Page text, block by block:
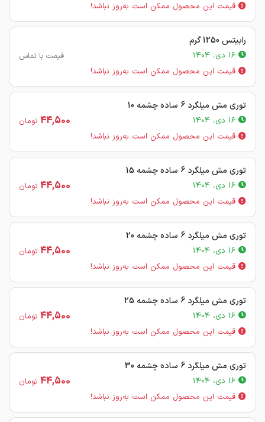
قیمت این محصول ممکن است به‌روز نباشد!
رابیتس 1250 گرم
قیمت با تماس
قیمت این محصول ممکن است به‌روز نباشد!
توری مش میلگرد 6 ساده چشمه 10
44,500 تومان
قیمت این محصول ممکن است به‌روز نباشد!
توری مش میلگرد 6 ساده چشمه 15
44,500 تومان
قیمت این محصول ممکن است به‌روز نباشد!
توری مش میلگرد 6 ساده چشمه 20
44,500 تومان
قیمت این محصول ممکن است به‌روز نباشد!
توری مش میلگرد 6 ساده چشمه 25
44,500 تومان
قیمت این محصول ممکن است به‌روز نباشد!
توری مش میلگرد 6 ساده چشمه 30
44,500 تومان
قیمت این محصول ممکن است به‌روز نباشد!